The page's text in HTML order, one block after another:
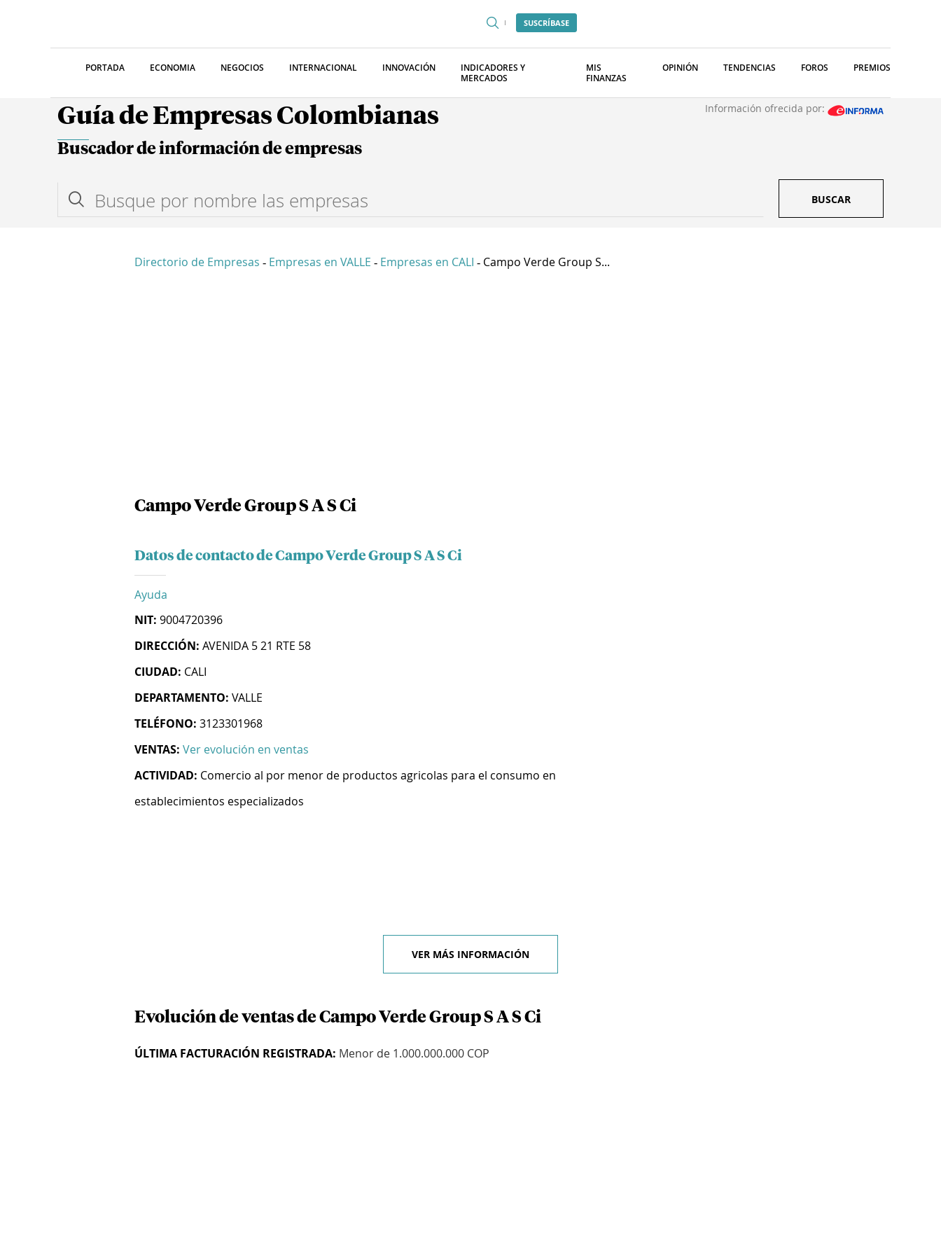
SUSCRÍBASE
PORTADA ECONOMIA NEGOCIOS INTERNACIONAL INNOVACIÓN
INDICADORES Y
MERCADOS
MIS
FINANZAS
OPINIÓN TENDENCIAS FOROS PREMIOS
Guía de Empresas Colombianas Información ofrecida por:
Buscador de información de empresas
BUSCAR
Directorio de Empresas - Empresas en VALLE - Empresas en CALI - Campo Verde Group S...
Campo Verde Group S A S Ci
Datos de contacto de Campo Verde Group S A S Ci
Ayuda
NIT: 9004720396
DIRECCIÓN: AVENIDA 5 21 RTE 58
CIUDAD: CALI
DEPARTAMENTO: VALLE
TELÉFONO: 3123301968
VENTAS: Ver evolución en ventas
ACTIVIDAD: Comercio al por menor de productos agricolas para el consumo en
establecimientos especializados
VER MÁS INFORMACIÓN
Evolución de ventas de Campo Verde Group S A S Ci
ÚLTIMA FACTURACIÓN REGISTRADA: Menor de 1.000.000.000 COP